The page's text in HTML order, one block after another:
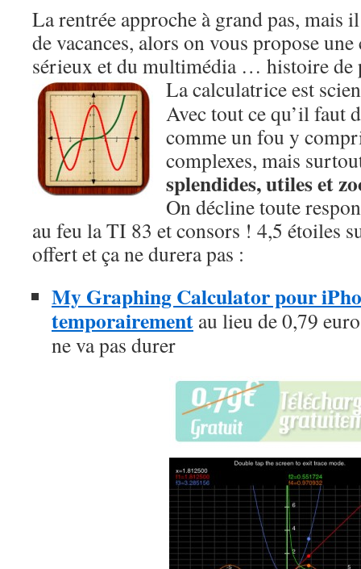
La rentrée approche à grand pas, mais
de vacances, alors on vous propose
sérieux et du multimédia … histoire de
La calculatrice est
Avec tout ce qu’il faut
comme un fou y
complexes, mais
splendides, utiles et
On décline toute
au feu la TI 83 et consors ! 4,5 étoiles
offert et ça ne durera pas :
My Graphing Calculator pour
temporairement au lieu de 0,79
ne va pas durer